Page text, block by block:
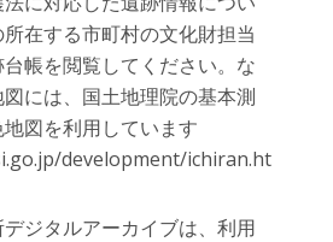
在する市町村の文化財担当
帳を閲覧してください。な
には、国土地理院の基本測
図を利用しています
development/ichiran.ht
ジタルアーカイブは、利用